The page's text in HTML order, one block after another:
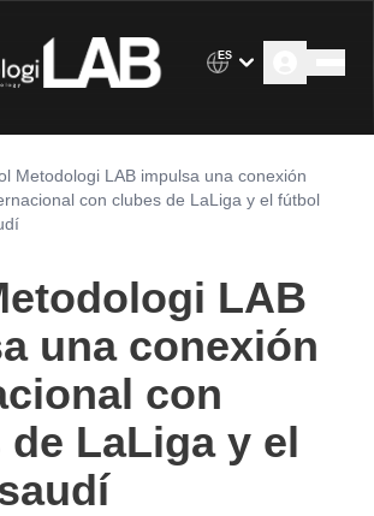
ES
Metodologi LAB impulsa una conexión
con clubes de LaLiga y el fútbol
LAB
una conexión
con
LaLiga y el